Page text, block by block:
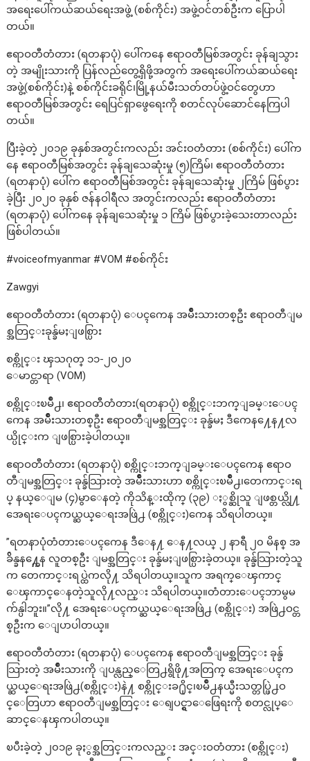
အရေးပေါ်ကယ်ဆယ်ရေးအဖွဲ့ (စစ်ကိုင်း) အဖွဲ့ဝင်တစ်ဦးက ပြောပါ
တယ်။
ဧရာဝတီတံတား (ရတနာပုံ) ပေါ်ကနေ ဧရာဝတီမြစ်အတွင်း ခုန်ချသွား
တဲ့ အမျိုးသားကို ပြန်လည်တွေ့ရှိဖို့အတွက် အရေးပေါ်ကယ်ဆယ်ရေး
အဖွဲ့(စစ်ကိုင်း)နဲ့ စစ်ကိုင်းခရိုင်၊မြို့နယ်မီးသတ်တပ်ဖွဲ့ဝင်တွေဟာ
ဧရာဝတီမြစ်အတွင်း ရေပြင်ရှာဖွေရေးကို စတင်လုပ်ဆောင်နေကြပါ
တယ်။
ပြီးခဲ့တဲ့ ၂၀၁၉ ခုနှစ်အတွင်းကလည်း အင်းဝတံတား (စစ်ကိုင်း) ပေါ်က
နေ ဧရာဝတီမြစ်အတွင်း ခုန်ချသေဆုံးမှု (၅)ကြိမ်၊ ဧရာဝတီတံတား
(ရတနာပုံ) ပေါ်က ဧရာဝတီမြစ်အတွင်း ခုန်ချသေဆုံးမှု ၂ကြိမ် ဖြစ်ပွား
ခဲ့ပြီး ၂၀၂၀ ခုနှစ် ဇန်နဝါရီလ အတွင်းကလည်း ဧရာဝတီတံတား
(ရတနာပုံ) ပေါ်ကနေ ခုန်ချသေဆုံးမှု ၁ ကြိမ် ဖြစ်ပွားခဲ့သေးတာလည်း
ဖြစ်ပါတယ်။
#voiceofmyanmar #VOM #စစ်ကိုင်း
Zawgyi
ဧရာဝတီတံတား (ရတနာပုံ) ေပၚကေန အမ်ိဳးသားတစ္ဦး ဧရာဝတီျမ
စ္အတြင္းခုန္ခ်မႈျဖစ္ပြား
စစ္ကိုင္း ၾသဂုတ္ ၁၁-၂၀၂၀
ေမာင္တာရာ (VOM)
စစ္ကိုင္းၿမိဳ႕၊ ဧရာဝတီတံတား(ရတနာပုံ) စစ္ကိုင္းဘက္ျခမ္းေပၚ
ကေန အမ်ိဳးသားတစ္ဦး ဧရာဝတီျမစ္အတြင္း ခုန္ခ်မႈ ဒီကေန႔ေန႔လ
ယ္ပိုင္းက ျဖစ္ပြားခဲ့ပါတယ္။
ဧရာဝတီတံတား (ရတနာပုံ) စစ္ကိုင္းဘက္ျခမ္းေပၚကေန ဧရာဝ
တီျမစ္အတြင္း ခုန္ခ်သြားတဲ့ အမ်ိဳးသားဟာ စစ္ကိုင္းၿမိဳ႕၊တေကာင္းရ
ပ္ နယ္ေျမ (၄)မွာေနတဲ့ ကိုသိန္းထိုက္ (၃၉) ႏွစ္ဆိုသူ ျဖစ္တယ္လို႔
အေရးေပၚကယ္ဆယ္ေရးအဖြဲ႕ (စစ္ကိုင္း)ကေန သိရပါတယ္။
”ရတနာပုံတံတားေပၚကေန ဒီေန႔ ေန႔လယ္ ၂ နာရီ ၂၀ မိနစ္ အ
ခ်ိန္ခန႔္ကေန လူတစ္ဦး ျမစ္အတြင္း ခုန္ခ်မႈျဖစ္ပြားခဲ့တယ္။ ခုန္ခ်သြားတဲ့သူ
က တေကာင္းရပ္ထဲကလို႔ သိရပါတယ္။သူက အရက္ေၾကာင္
ေၾကာင္ေနတဲ့သူလို႔လည္း သိရပါတယ္။တံတားေပၚဘာမွမ
က်န္ပါဘူး။”လို႔ အေရးေပၚကယ္ဆယ္ေရးအဖြဲ႕ (စစ္ကိုင္း) အဖြဲ႕ဝင္တ
စ္ဦးက ေျပာပါတယ္။
ဧရာဝတီတံတား (ရတနာပုံ) ေပၚကေန ဧရာဝတီျမစ္အတြင္း ခုန္ခ်
သြားတဲ့ အမ်ိဳးသားကို ျပန္လည္ေတြ႕ရွိဖို႔အတြက္ အေရးေပၚက
ယ္ဆယ္ေရးအဖြဲ႕(စစ္ကိုင္း)နဲ႔ စစ္ကိုင္းခ႐ိုင္၊ၿမိဳ႕နယ္မီးသတ္တပ္ဖြဲ႕ဝ
င္ေတြဟာ ဧရာဝတီျမစ္အတြင္း ေရျပင္ရွာေဖြေရးကို စတင္လုပ္ေ
ဆာင္ေနၾကပါတယ္။
ၿပီးခဲ့တဲ့ ၂၀၁၉ ခုႏွစ္အတြင္းကလည္း အင္းဝတံတား (စစ္ကိုင္း)